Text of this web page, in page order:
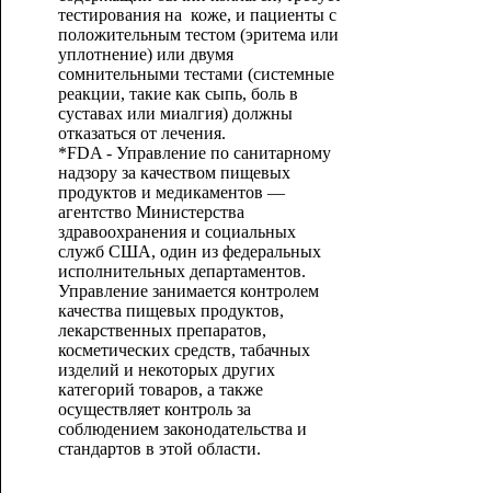
тестирования на коже, и пациенты с
положительным тестом (эритема или
уплотнение) или двумя
сомнительными тестами (системные
реакции, такие как сыпь, боль в
суставах или миалгия) должны
отказаться от лечения.
*FDA - Управление по санитарному
надзору за качеством пищевых
продуктов и медикаментов —
агентство Министерства
здравоохранения и социальных
служб США, один из федеральных
исполнительных департаментов.
Управление занимается контролем
качества пищевых продуктов,
лекарственных препаратов,
косметических средств, табачных
изделий и некоторых других
категорий товаров, а также
осуществляет контроль за
соблюдением законодательства и
стандартов в этой области.